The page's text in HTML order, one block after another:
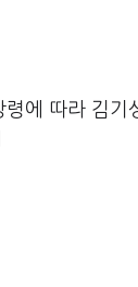
에 따라 김기